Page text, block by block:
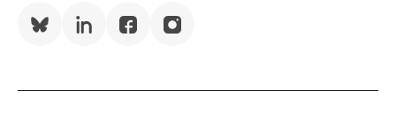
Bluesky LinkedInFacebookInstagram